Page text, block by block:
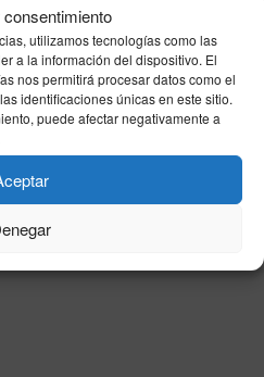
utilizamos tecnologías como las
a la información del dispositivo. El
nos permitirá procesar datos como el
identificaciones únicas en este sitio.
puede afectar negativamente a
Legal
Política de privacidad
de cookies
Solutions SL
- Medio de Comunicación